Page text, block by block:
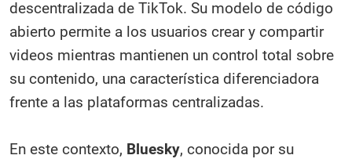
descentralizada de TikTok. Su modelo de código
abierto permite a los usuarios crear y compartir
videos mientras mantienen un control total sobre
su contenido, una característica diferenciadora
frente a las plataformas centralizadas.
En este contexto, Bluesky, conocida por su